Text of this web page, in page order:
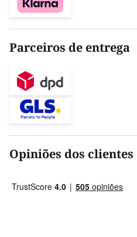
Parceiros de entrega
Opiniões dos clientes